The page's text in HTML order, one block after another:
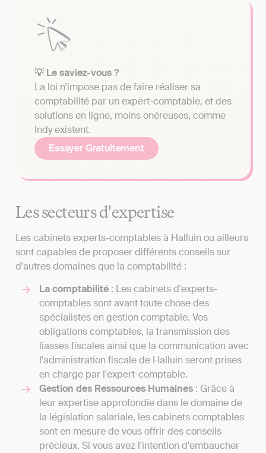
💡 Le saviez-vous ?
La loi n'impose pas de faire réaliser sa
comptabilité par un expert-comptable, et des
solutions en ligne, moins onéreuses, comme
Indy existent.
Essayer Gratuitement
Les secteurs d'expertise
Les cabinets experts-comptables à Halluin ou ailleurs
sont capables de proposer différents conseils sur
d'autres domaines que la comptabilité :
La comptabilité : Les cabinets d'experts-
comptables sont avant toute chose des
spécialistes en gestion comptable. Vos
obligations comptables, la transmission des
liasses fiscales ainsi que la communication avec
l'administration fiscale de Halluin seront prises
en charge par l'expert-comptable.
Gestion des Ressources Humaines : Grâce à
leur expertise approfondie dans le domaine de
la législation salariale, les cabinets comptables
sont en mesure de vous offrir des conseils
précieux. Si vous avez l'intention d'embaucher